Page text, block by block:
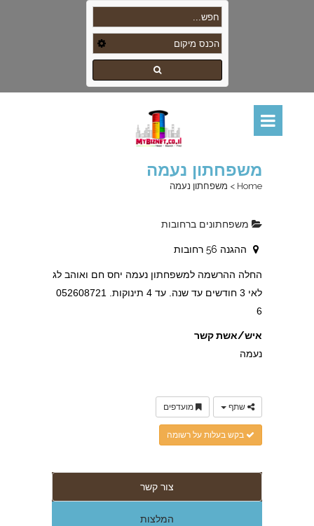
משפחתון נעמה
Home
> משפחתון נעמה
משפחתונים ברחובות
ההגנה 56 רחובות
החלה ההרשמה למשפחתון נעמה יחס חם ואוהב לג
לאי 3 חודשים עד שנה. עד 4 תינוקות. 052608721
6
איש/אשת קשר
נעמה
שתף מועדפים
בקש בעלות על רשומה
צור קשר
המלצות